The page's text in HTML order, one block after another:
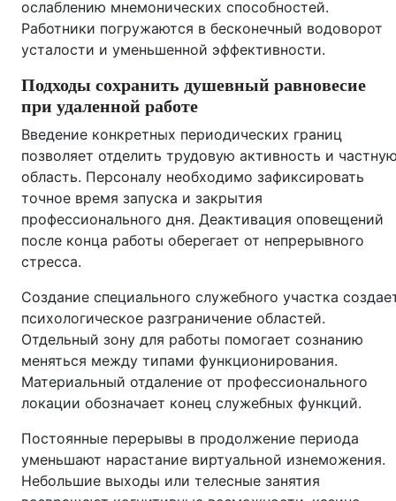
ослаблению мнемонических способностей.
Работники погружаются в бесконечный водоворот
усталости и уменьшенной эффективности.
Подходы сохранить душевный равновесие
при удаленной работе
Введение конкретных периодических границ
позволяет отделить трудовую активность и
область. Персоналу необходимо зафиксировать
точное время запуска и закрытия
профессионального дня. Деактивация оповещений
после конца работы оберегает от непрерывного
стресса.
Создание специального служебного участка
психологическое разграничение областей.
Отдельный зону для работы помогает сознанию
меняться между типами функционирования.
Материальный отдаление от профессионального
локации обозначает конец служебных функций.
Постоянные перерывы в продолжение периода
уменьшают нарастание виртуальной изнеможения.
Небольшие выходы или телесные занятия